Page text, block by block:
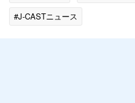
#J-CASTニュース